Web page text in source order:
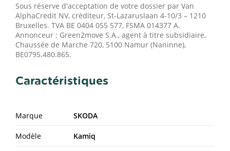
Sous réserve d'acceptation de votre dossier par Van
AlphaCredit NV, créditeur, St-Lazaruslaan 4-10/3 – 1210
Bruxelles. TVA BE 0404 055 577, FSMA 014377 A.
Annonceur : Green2move S.A., agent à titre subsidiaire,
Chaussée de Marche 720, 5100 Namur (Naninne),
BE0795.480.865.
Caractéristiques
Marque SKODA
Modèle Kamiq